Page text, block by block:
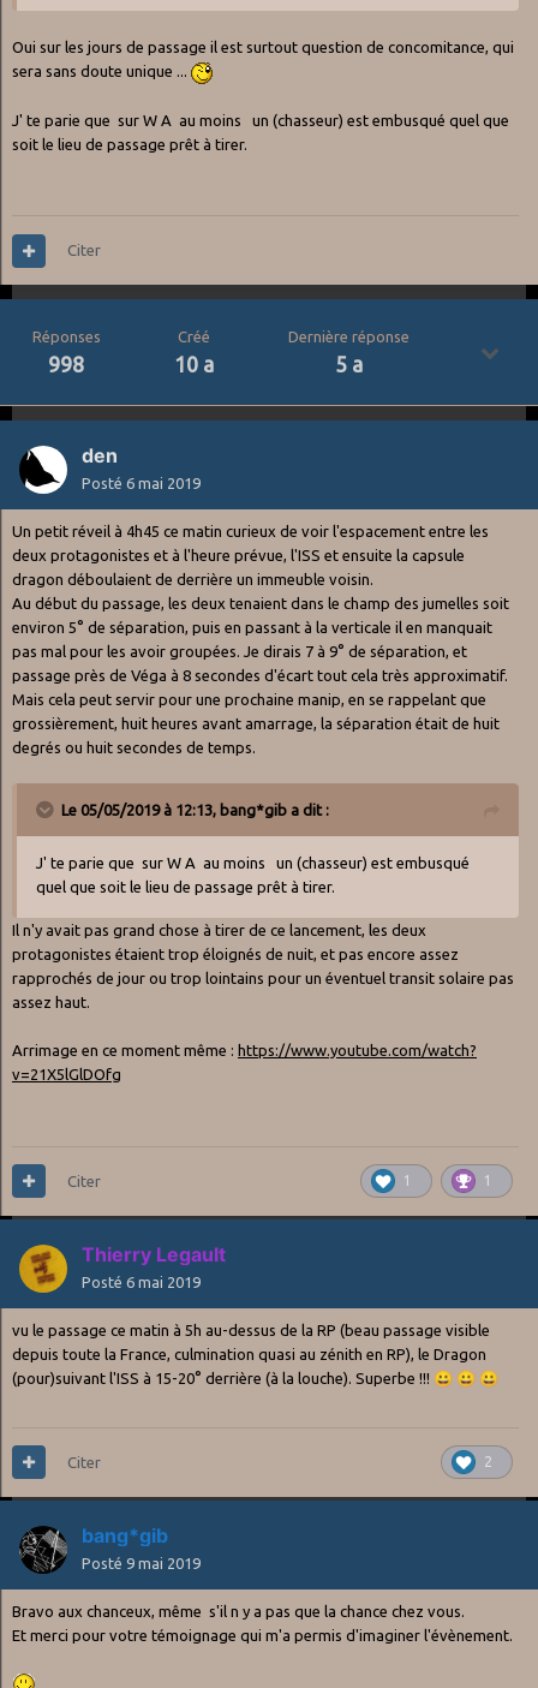
être encore un peu éloigné de l'amarrage pour donner un passage
ciel en même temps
Oui sur les jours de passage il est surtout question de concomitance, qui
sera sans doute unique ...
J' te parie que sur W A au moins un (chasseur) est embusqué quel que
soit le lieu de passage prêt à tirer.
Citer
Réponses
998
Créé
10 a
Dernière réponse
5 a
den
Posté 6 mai 2019
Un petit réveil à 4h45 ce matin curieux de voir l'espacement entre les
deux protagonistes et à l'heure prévue, l'ISS et ensuite la capsule
dragon déboulaient de derrière un immeuble voisin.
Au début du passage, les deux tenaient dans le champ des jumelles soit
environ 5° de séparation, puis en passant à la verticale il en manquait
pas mal pour les avoir groupées. Je dirais 7 à 9° de séparation, et
passage près de Véga à 8 secondes d'écart tout cela très approximatif.
Mais cela peut servir pour une prochaine manip, en se rappelant que
grossièrement, huit heures avant amarrage, la séparation était de huit
degrés ou huit secondes de temps.
Le 05/05/2019 à 12:13, bang*gib a dit :
J' te parie que sur W A au moins un (chasseur) est embusqué
quel que soit le lieu de passage prêt à tirer.
Il n'y avait pas grand chose à tirer de ce lancement, les deux
protagonistes étaient trop éloignés de nuit, et pas encore assez
rapprochés de jour ou trop lointains pour un éventuel transit solaire pas
assez haut.
Arrimage en ce moment même : https://www.youtube.com/watch?
v=21X5lGlDOfg
1 1
Citer
Thierry Legault
Posté 6 mai 2019
vu le passage ce matin à 5h au-dessus de la RP (beau passage visible
depuis toute la France, culmination quasi au zénith en RP), le Dragon
(pour)suivant l'ISS à 15-20° derrière (à la louche). Superbe !!! 😀 😀 😀
2
Citer
bang*gib
Posté 9 mai 2019
Bravo aux chanceux, même s'il n y a pas que la chance chez vous.
Et merci pour votre témoignage qui m'a permis d'imaginer l'évènement.